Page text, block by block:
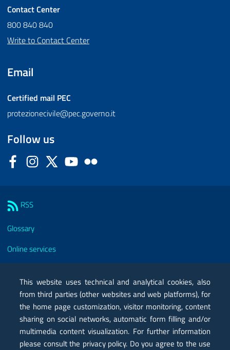
Contact Center
800 840 840
Write to Contact Center
Email
Certified mail PEC
protezionecivile@pec.governo.it
Follow us
FacebookInstagram
Twitter YouTube
RSS
Glossary
Online services
Certified mail PEC
Privacy
Legal notes
This website uses technical and analytical cookies, also
from third parties (other websites and web platforms), for
the home page customization, visitor monitoring, content
sharing on social networks, automatic form filling and/or
multimedia content visualization. For further information
please consult the privacy policy. Do you agree to the use